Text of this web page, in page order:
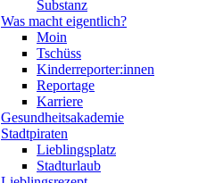
Substanz
Was macht eigentlich?
Moin
Tschüss
Kinderreporter:innen
Reportage
Karriere
Gesundheitsakademie
Stadtpiraten
Lieblingsplatz
Stadturlaub